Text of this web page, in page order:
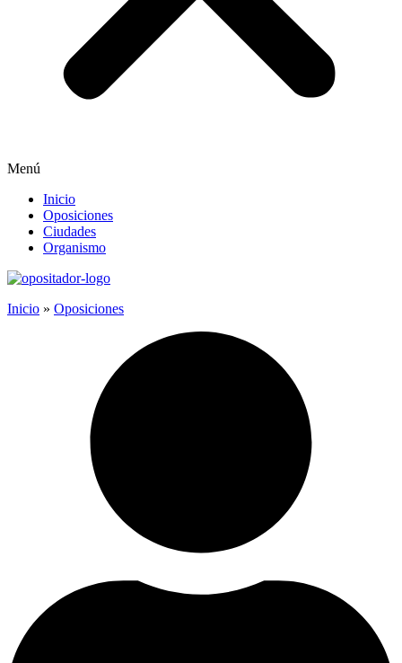
Menú
Inicio
Oposiciones
Ciudades
Organismo
Inicio » Oposiciones